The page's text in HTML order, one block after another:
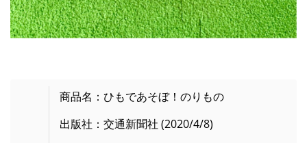
商品名：ひもであそぼ！のりもの
出版社：交通新聞社 (2020/4/8)